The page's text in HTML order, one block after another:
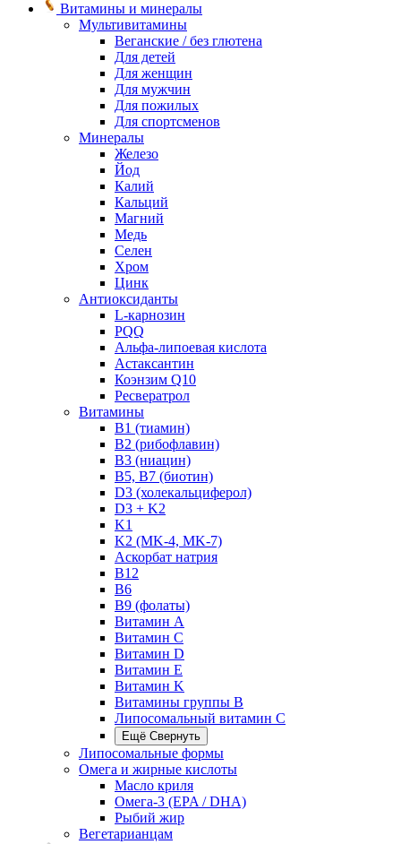
Витамины и минералы
Мультивитамины
Веганские / без глютена
Для детей
Для женщин
Для мужчин
Для пожилых
Для спортсменов
Минералы
Железо
Йод
Калий
Кальций
Магний
Медь
Селен
Хром
Цинк
Антиоксиданты
L-карнозин
PQQ
Альфа-липоевая кислота
Астаксантин
Коэнзим Q10
Ресвератрол
Витамины
B1 (тиамин)
B2 (рибофлавин)
B3 (ниацин)
B5, B7 (биотин)
D3 (холекальциферол)
D3 + K2
K1
K2 (MK-4, MK-7)
Аскорбат натрия
В12
В6
В9 (фолаты)
Витамин A
Витамин C
Витамин D
Витамин E
Витамин K
Витамины группы B
Липосомальный витамин C
Ещё Свернуть
Липосомальные формы
Омега и жирные кислоты
Масло криля
Омега-3 (EPA / DHA)
Рыбий жир
Вегетарианцам